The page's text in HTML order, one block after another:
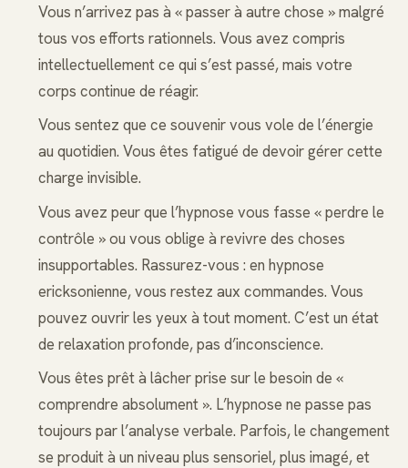
Vous n’arrivez pas à « passer à autre chose » malgré
tous vos efforts rationnels. Vous avez compris
intellectuellement ce qui s’est passé, mais votre
corps continue de réagir.
Vous sentez que ce souvenir vous vole de l’énergie
au quotidien. Vous êtes fatigué de devoir gérer cette
charge invisible.
Vous avez peur que l’hypnose vous fasse « perdre le
contrôle » ou vous oblige à revivre des choses
insupportables. Rassurez-vous : en hypnose
ericksonienne, vous restez aux commandes. Vous
pouvez ouvrir les yeux à tout moment. C’est un état
de relaxation profonde, pas d’inconscience.
Vous êtes prêt à lâcher prise sur le besoin de «
comprendre absolument ». L’hypnose ne passe pas
toujours par l’analyse verbale. Parfois, le changement
se produit à un niveau plus sensoriel, plus imagé, et